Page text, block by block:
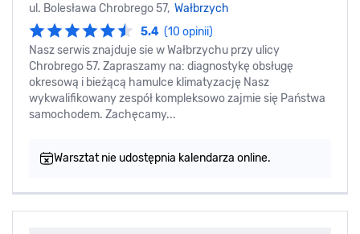
ul. Bolesława Chrobrego 57, Wałbrzych
5.4 (10 opinii)
Nasz serwis znajduje sie w Wałbrzychu przy ulicy
Chrobrego 57. Zapraszamy na: diagnostykę obsługę
okresową i bieżącą hamulce klimatyzację Nasz
wykwalifikowany zespół kompleksowo zajmie się Państwa
samochodem. Zachęcamy...
Warsztat nie udostępnia kalendarza online.